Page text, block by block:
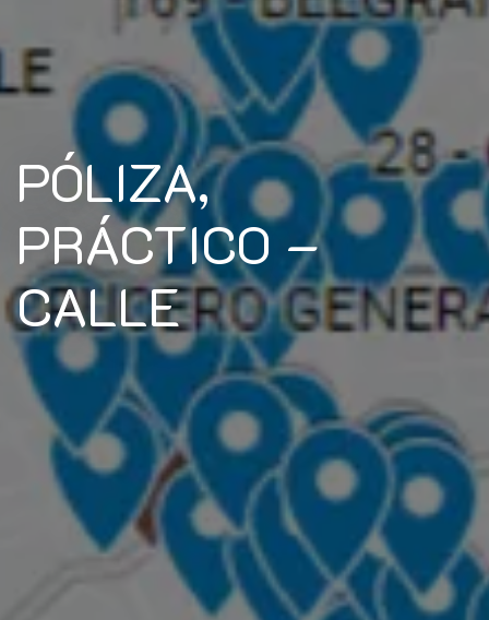
PÓLIZA,
PRÁCTICO –
CALLE